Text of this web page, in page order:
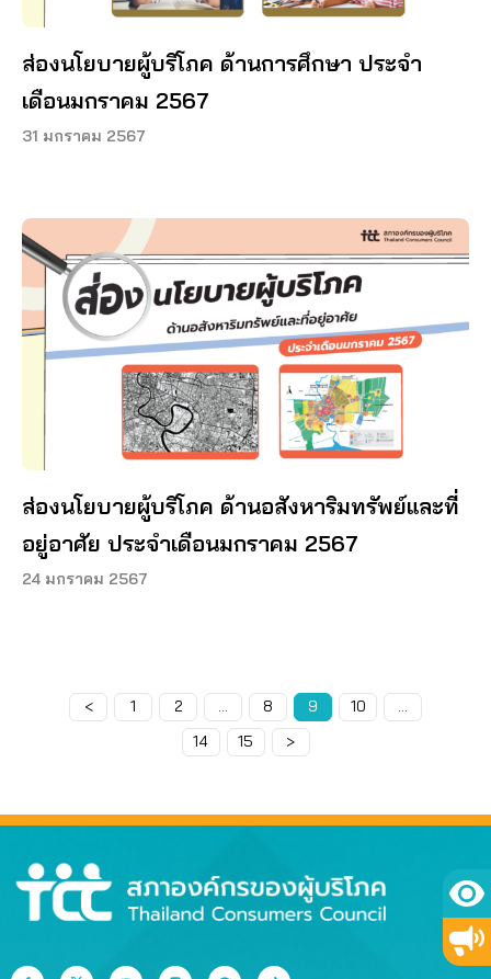
ส่องนโยบายผู้บริโภค ด้านการศึกษา ประจำ
เดือนมกราคม 2567
31 มกราคม 2567
ส่องนโยบายผู้บริโภค ด้านอสังหาริมทรัพย์และที่
อยู่อาศัย ประจำเดือนมกราคม 2567
24 มกราคม 2567
< Page
1 Page
2 … Page
8 Page
9 Page
10
…
Page
14 Page
15 >